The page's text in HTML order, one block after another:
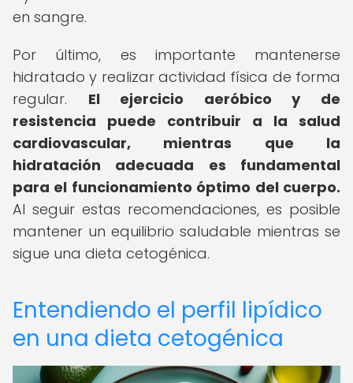
en sangre.
Por último, es importante mantenerse
hidratado y realizar actividad física de forma
regular. El ejercicio aeróbico y de
resistencia puede contribuir a la salud
cardiovascular, mientras que la
hidratación adecuada es fundamental
para el funcionamiento óptimo del cuerpo.
Al seguir estas recomendaciones, es posible
mantener un equilibrio saludable mientras se
sigue una dieta cetogénica.
Entendiendo el perfil lipídico
en una dieta cetogénica